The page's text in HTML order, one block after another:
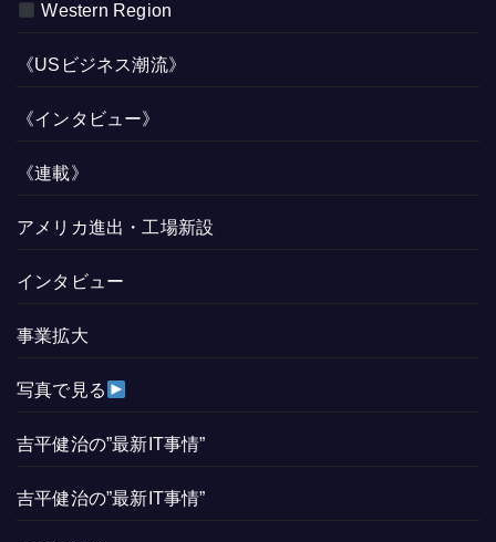
Western Region
《USビジネス潮流》
《インタビュー》
《連載》
アメリカ進出・工場新設
インタビュー
事業拡大
写真で見る
吉平健治の”最新IT事情”
吉平健治の”最新IT事情”